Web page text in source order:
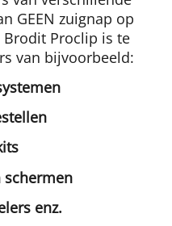
GEEN zuignap op
Proclip is te
van bijvoorbeeld:
enz.